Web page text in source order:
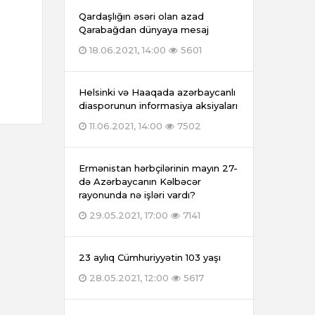
Qardaşlığın əsəri olan azad
Qarabağdan dünyaya mesaj
18.06.2021, 14:00
5601
Helsinki və Haaqada azərbaycanlı
diasporunun informasiya aksiyaları
11.06.2021, 14:00
7502
Ermənistan hərbçilərinin mayın 27-
də Azərbaycanın Kəlbəcər
rayonunda nə işləri vardı?
29.05.2021, 17:00
7141
23 aylıq Cümhuriyyətin 103 yaşı
28.05.2021, 12:00
5617